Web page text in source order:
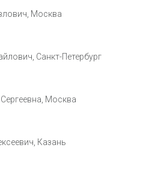
Москва
Санкт-Петербург
Москва
Казань